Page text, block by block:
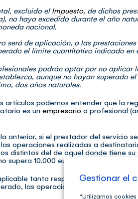
excluido el Impuesto, de dichas
no haya excedido durante el año
nacional.
será de aplicación, a las
el límite cuantitativo indicado en
podrán optar por no aplicar
aunque no hayan superado
dos años naturales.
artículos podemos entender que la
es un empresario o profesional
anterior, si el prestador del servicio
operaciones realizadas a
distintos del de aquel donde tiene su
supera 10.000 euros, los servicios
tanto respecto del año natural
las operaciones tributarán en
Gestionar el
“Utilizamos